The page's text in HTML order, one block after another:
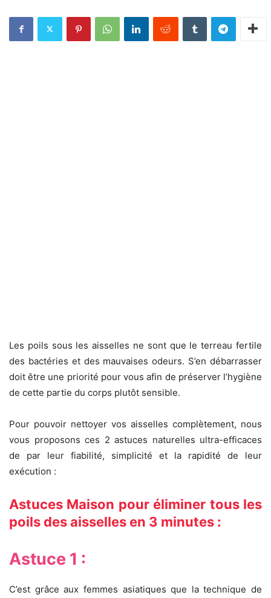
Les poils sous les aisselles ne sont que le terreau fertile
des bactéries et des mauvaises odeurs. S’en débarrasser
doit être une priorité pour vous afin de préserver l’hygiène
de cette partie du corps plutôt sensible.
Pour pouvoir nettoyer vos aisselles complètement, nous
vous proposons ces 2 astuces naturelles ultra-efficaces
de par leur fiabilité, simplicité et la rapidité de leur
exécution :
Astuces Maison pour éliminer tous les
poils des aisselles en 3 minutes :
Astuce 1 :
C’est grâce aux femmes asiatiques que la technique de